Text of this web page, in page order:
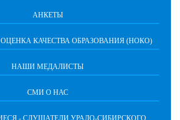
АНКЕТЫ
КАЧЕСТВА ОБРАЗОВАНИЯ (НОКО)
НАШИ МЕДАЛИСТЫ
СМИ О НАС